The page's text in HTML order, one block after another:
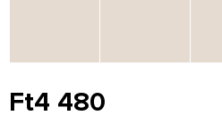
Ft4 480